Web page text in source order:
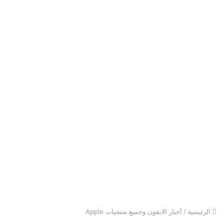
الرئيسية / أخبار الايفون وجميع منتجيات Apple